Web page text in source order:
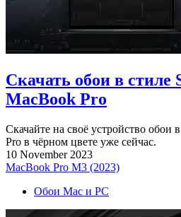
Скачать обои в стиле
MacBook Pro
Скачайте на своё устройство обои
Pro в чёрном цвете уже сейчас.
10 November 2023
MacBook Pro M3 (2023)
Обои Mac и PC